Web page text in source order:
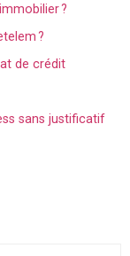
?
?
de crédit
sans justificatif